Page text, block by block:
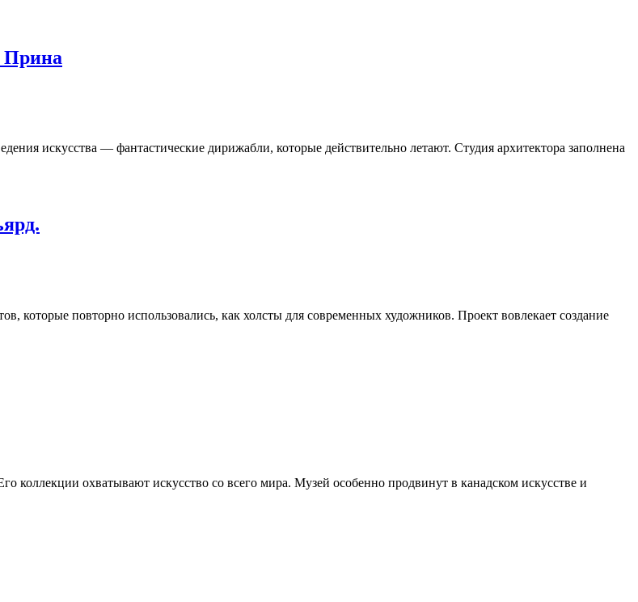
Прина
искусства — фантастические дирижабли, которые действительно летают. Студия архитектора заполнена
которые повторно использовались, как холсты для современных художников. Проект вовлекает создание
коллекции охватывают искусство со всего мира. Музей особенно продвинут в канадском искусстве и